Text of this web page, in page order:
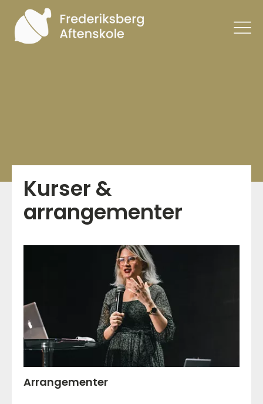
Kurser &
arrangementer
Arrangementer